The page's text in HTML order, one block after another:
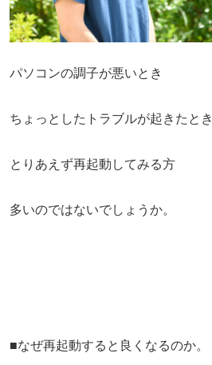
パソコンの調子が悪いとき
ちょっとしたトラブルが起きたとき
とりあえず再起動してみる方
多いのではないでしょうか。
■なぜ再起動すると良くなるのか。